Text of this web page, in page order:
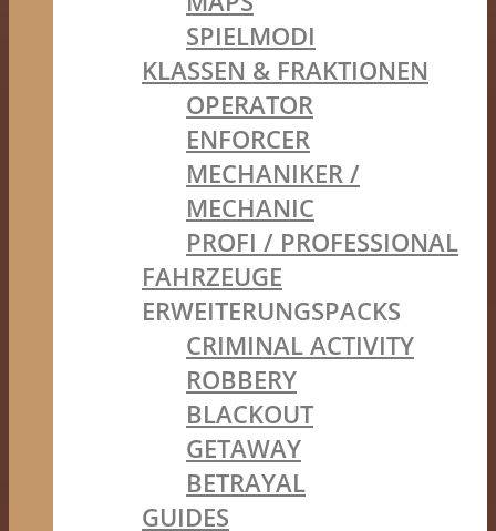
SPIELMODI
KLASSEN & FRAKTIONEN
OPERATOR
ENFORCER
MECHANIKER /
MECHANIC
PROFI / PROFESSIONAL
FAHRZEUGE
ERWEITERUNGSPACKS
CRIMINAL ACTIVITY
ROBBERY
BLACKOUT
GETAWAY
BETRAYAL
GUIDES